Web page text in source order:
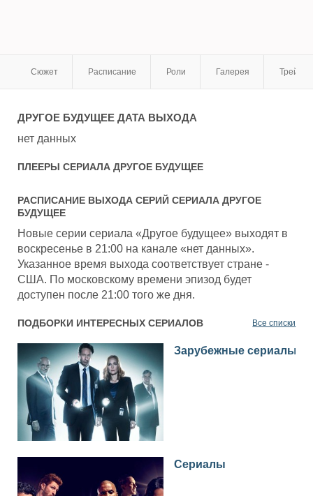
Сюжет Расписание Роли Галерея
ДРУГОЕ БУДУЩЕЕДАТА ВЫХОДА
нет данных
ПЛЕЕРЫ СЕРИАЛА ДРУГОЕ БУДУЩЕЕ
РАСПИСАНИЕ ВЫХОДА СЕРИЙ СЕРИАЛА ДРУГОЕ
БУДУЩЕЕ
Новые серии сериала «Другое будущее» выходят в
воскресенье в 21:00 на канале «нет данных».
Указанное время выхода соответствует стране -
США. По московскому времени эпизод будет
доступен после 21:00 того же дня.
ПОДБОРКИ ИНТЕРЕСНЫХ СЕРИАЛОВ Все списки
Зарубежные сериалы
Сериалы